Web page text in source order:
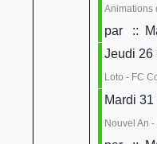
Animations
par
::
Jeudi 26
Loto - FC
Mardi
Nouvel An